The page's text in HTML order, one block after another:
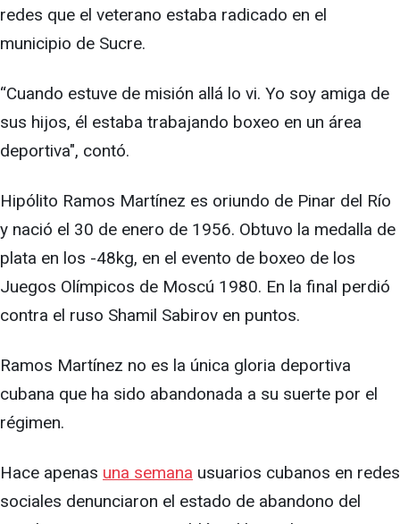
redes que el veterano estaba radicado en el
municipio de Sucre.
“Cuando estuve de misión allá lo vi. Yo soy amiga de
sus hijos, él estaba trabajando boxeo en un área
deportiva", contó.
Hipólito Ramos Martínez es oriundo de Pinar del Río
y nació el 30 de enero de 1956. Obtuvo la medalla de
plata en los -48kg, en el evento de boxeo de los
Juegos Olímpicos de Moscú 1980. En la final perdió
contra el ruso Shamil Sabirov en puntos.
Ramos Martínez no es la única gloria deportiva
cubana que ha sido abandonada a su suerte por el
régimen.
Hace apenas una semana usuarios cubanos en redes
sociales denunciaron el estado de abandono del